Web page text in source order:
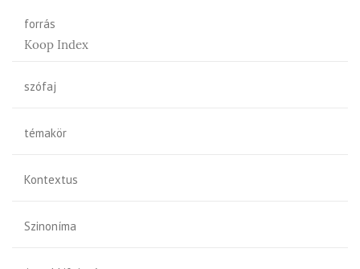
forrás
Koop Index
szófaj
témakör
Kontextus
Szinoníma